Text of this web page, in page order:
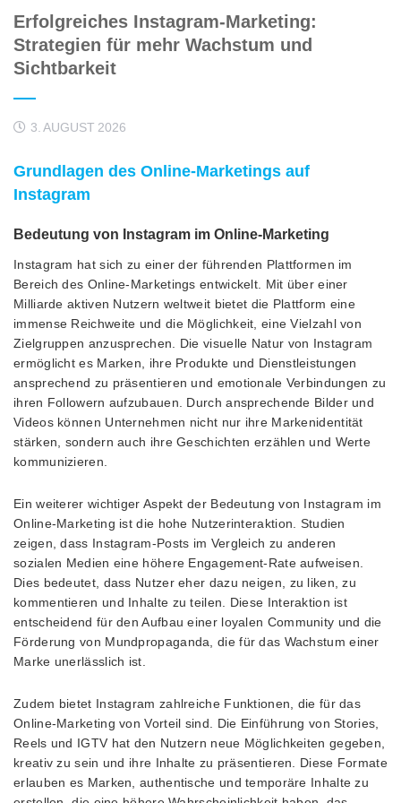
Erfolgreiches Instagram-Marketing:
Strategien für mehr Wachstum und
Sichtbarkeit
3. AUGUST 2026
Grundlagen des Online-Marketings auf
Instagram
Bedeutung von Instagram im Online-Marketing
Instagram hat sich zu einer der führenden Plattformen im
Bereich des Online-Marketings entwickelt. Mit über einer
Milliarde aktiven Nutzern weltweit bietet die Plattform eine
immense Reichweite und die Möglichkeit, eine Vielzahl von
Zielgruppen anzusprechen. Die visuelle Natur von Instagram
ermöglicht es Marken, ihre Produkte und Dienstleistungen
ansprechend zu präsentieren und emotionale Verbindungen zu
ihren Followern aufzubauen. Durch ansprechende Bilder und
Videos können Unternehmen nicht nur ihre Markenidentität
stärken, sondern auch ihre Geschichten erzählen und Werte
kommunizieren.
Ein weiterer wichtiger Aspekt der Bedeutung von Instagram im
Online-Marketing ist die hohe Nutzerinteraktion. Studien
zeigen, dass Instagram-Posts im Vergleich zu anderen
sozialen Medien eine höhere Engagement-Rate aufweisen.
Dies bedeutet, dass Nutzer eher dazu neigen, zu liken, zu
kommentieren und Inhalte zu teilen. Diese Interaktion ist
entscheidend für den Aufbau einer loyalen Community und die
Förderung von Mundpropaganda, die für das Wachstum einer
Marke unerlässlich ist.
Zudem bietet Instagram zahlreiche Funktionen, die für das
Online-Marketing von Vorteil sind. Die Einführung von Stories,
Reels und IGTV hat den Nutzern neue Möglichkeiten gegeben,
kreativ zu sein und ihre Inhalte zu präsentieren. Diese Formate
erlauben es Marken, authentische und temporäre Inhalte zu